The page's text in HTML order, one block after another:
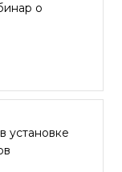
о
установке